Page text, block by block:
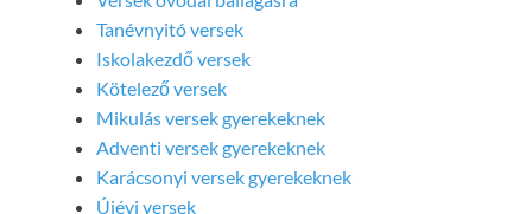
Tanévnyitó versek
Iskolakezdő versek
Kötelező versek
Mikulás versek gyerekeknek
Adventi versek gyerekeknek
Karácsonyi versek gyerekeknek
Újévi versek